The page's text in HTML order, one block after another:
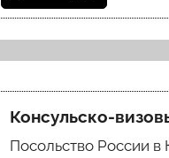
Консульско-
Посольство России в